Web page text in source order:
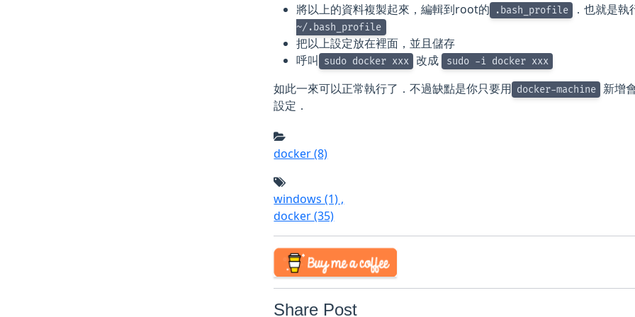
將以上的資料複製起來，編輯到root的 .bash_profile ．也就是執
~/.bash_profile
把以上設定放在裡面，並且儲存
呼叫 sudo docker xxx 改成 sudo -i docker xxx
如此一來可以正常執行了．不過缺點是你只要用 docker-machine
新增
設定．
docker(8)
windows(1) ,
docker(35)
Share Post